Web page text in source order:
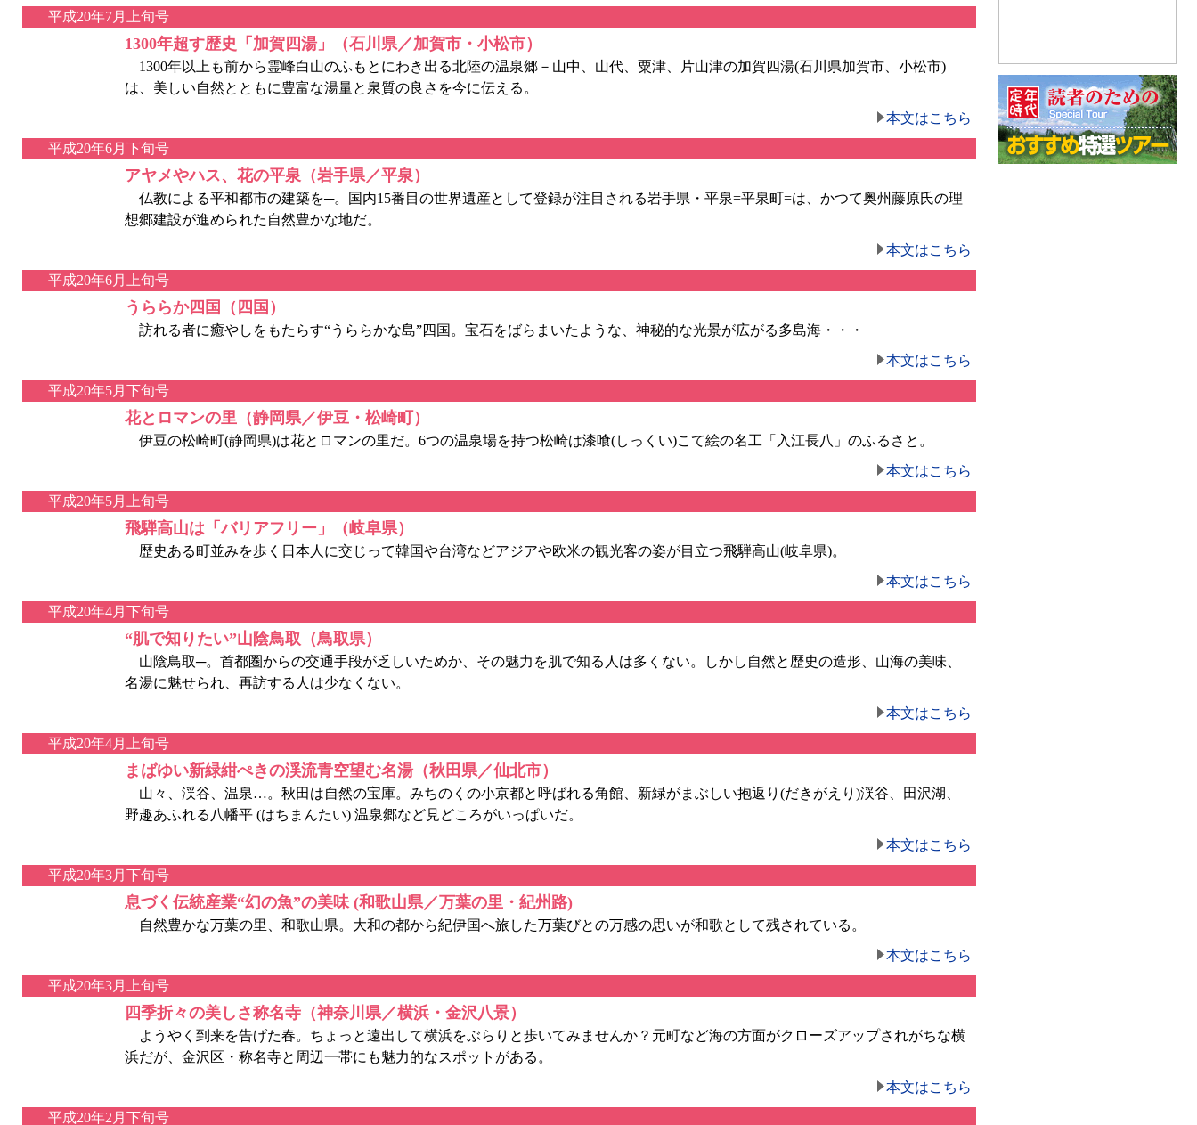
平成20年7月上旬号
1300年超す歴史「加賀四湯」（石川県／加賀市・小松市）
1300年以上も前から霊峰白山のふもとにわき出る北陸の温泉郷－山中、山代、粟津、片山津の加賀四湯(石川県加賀市、小松市)
は、美しい自然とともに豊富な湯量と泉質の良さを今に伝える。
本文はこちら
平成20年6月下旬号
アヤメやハス、花の平泉（岩手県／平泉）
仏教による平和都市の建築を─。国内15番目の世界遺産として登録が注目される岩手県・平泉=平泉町=は、かつて奥州藤原氏の理
想郷建設が進められた自然豊かな地だ。
本文はこちら
平成20年6月上旬号
うららか四国（四国）
訪れる者に癒やしをもたらす“うららかな島”四国。宝石をばらまいたような、神秘的な光景が広がる多島海・・・
本文はこちら
平成20年5月下旬号
花とロマンの里（静岡県／伊豆・松崎町）
伊豆の松崎町(静岡県)は花とロマンの里だ。6つの温泉場を持つ松崎は漆喰(しっくい)こて絵の名工「入江長八」のふるさと。
本文はこちら
平成20年5月上旬号
飛騨高山は「バリアフリー」（岐阜県）
歴史ある町並みを歩く日本人に交じって韓国や台湾などアジアや欧米の観光客の姿が目立つ飛騨高山(岐阜県)。
本文はこちら
平成20年4月下旬号
“肌で知りたい”山陰鳥取（鳥取県）
山陰鳥取─。首都圏からの交通手段が乏しいためか、その魅力を肌で知る人は多くない。しかし自然と歴史の造形、山海の美味、
名湯に魅せられ、再訪する人は少なくない。
本文はこちら
平成20年4月上旬号
まばゆい新緑紺ぺきの渓流青空望む名湯（秋田県／仙北市）
山々、渓谷、温泉…。秋田は自然の宝庫。みちのくの小京都と呼ばれる角館、新緑がまぶしい抱返り(だきがえり)渓谷、田沢湖、
野趣あふれる八幡平 (はちまんたい) 温泉郷など見どころがいっぱいだ。
本文はこちら
平成20年3月下旬号
息づく伝統産業“幻の魚”の美味 (和歌山県／万葉の里・紀州路)
自然豊かな万葉の里、和歌山県。大和の都から紀伊国へ旅した万葉びとの万感の思いが和歌として残されている。
本文はこちら
平成20年3月上旬号
四季折々の美しさ称名寺（神奈川県／横浜・金沢八景）
ようやく到来を告げた春。ちょっと遠出して横浜をぶらりと歩いてみませんか？元町など海の方面がクローズアップされがちな横
浜だが、金沢区・称名寺と周辺一帯にも魅力的なスポットがある。
本文はこちら
平成20年2月下旬号